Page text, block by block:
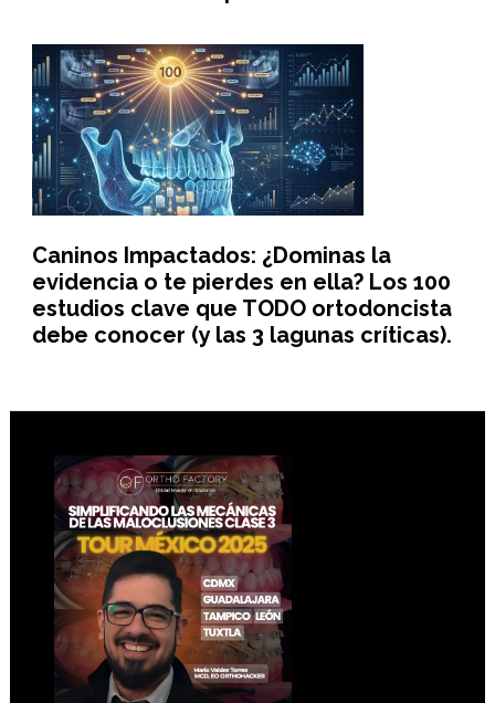
Caninos Impactados: ¿Dominas la
evidencia o te pierdes en ella? Los 100
estudios clave que TODO ortodoncista
debe conocer (y las 3 lagunas críticas).
Footer